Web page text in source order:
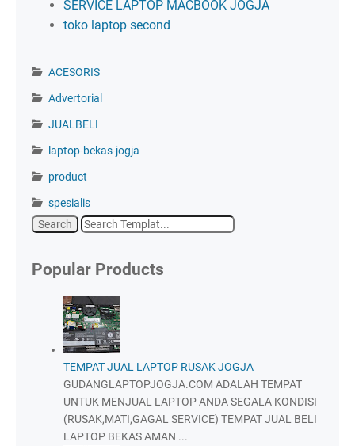
SERVICE LAPTOP MACBOOK JOGJA
toko laptop second
ACESORIS
Advertorial
JUALBELI
laptop-bekas-jogja
product
spesialis
Popular Products
TEMPAT JUAL LAPTOP RUSAK JOGJA
GUDANGLAPTOPJOGJA.COM ADALAH TEMPAT
UNTUK MENJUAL LAPTOP ANDA SEGALA KONDISI
(RUSAK,MATI,GAGAL SERVICE) TEMPAT JUAL BELI
LAPTOP BEKAS AMAN ...